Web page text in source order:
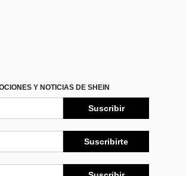
Y NOTICIAS DE SHEIN
Suscribir
Suscribirte